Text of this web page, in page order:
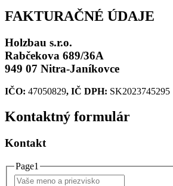
FAKTURAČNÉ ÚDAJE
Holzbau s.r.o.
Rabčekova 689/36A
949 07 Nitra-Janíkovce
IČO: 47050829, IČ DPH: SK2023745295
Kontaktný formulár
Kontakt
Page1